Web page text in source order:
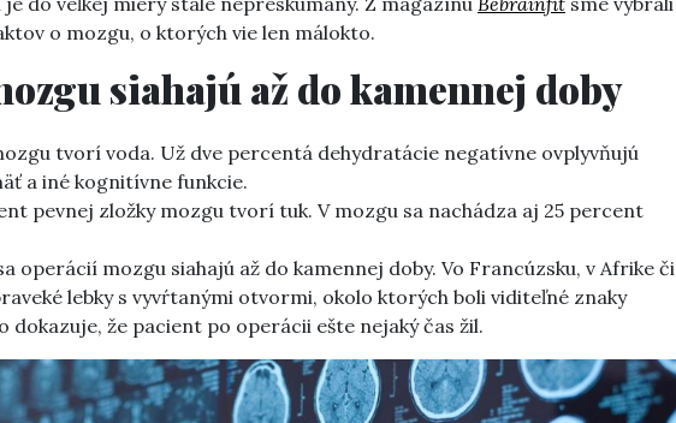
o mozgu, o ktorých vie len málokto.
siahajú až do kamennej doby
tvorí voda. Už dve percentá dehydratácie negatívne ovplyvňujú
a iné kognitívne funkcie.
pevnej zložky mozgu tvorí tuk. V mozgu sa nachádza aj 25 percent
operácií mozgu siahajú až do kamennej doby. Vo Francúzsku, v Afrike či
lebky s vyvŕtanými otvormi, okolo ktorých boli viditeľné znaky
dokazuje, že pacient po operácii ešte nejaký čas žil.